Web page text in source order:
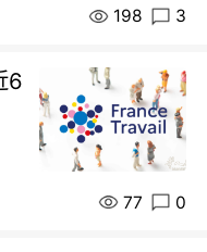
198 3
6
77 0